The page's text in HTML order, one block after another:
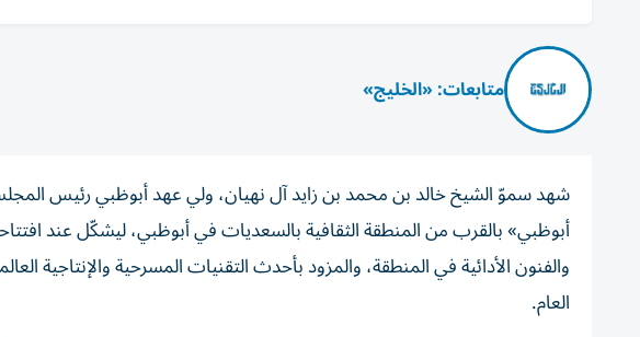
متابعات: «الخليج»
شهد سموّ الشيخ خالد بن محمد بن زايد آل نهيان، ولي عهد أبوظبي رئيس
والفنون الأدائية في المنطقة، والمزود بأحدث التقنيات المسرحية والإنتاجية
العام.